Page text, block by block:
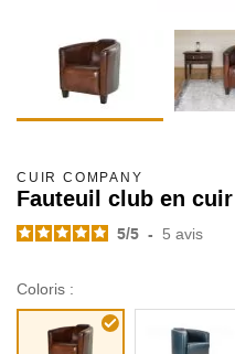
CUIR COMPANY
Fauteuil club en
5/5 - 5 avis
Coloris :